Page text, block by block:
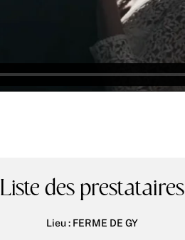
Liste des prestataires
Lieu : FERME DE GY